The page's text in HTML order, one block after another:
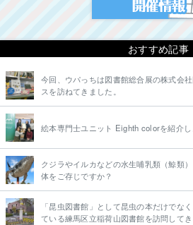
おすすめ記事
今回、ウパっちは図書館総合展の株式会
スを訪ねてきました。
絵本専門士ユニット Eighth colorを紹介し
クジラやイルカなどの水生哺乳類（鯨類
体をご存じですか？
「昆虫図書館」として昆虫の本だけでな
ている練馬区立稲荷山図書館を訪問してき